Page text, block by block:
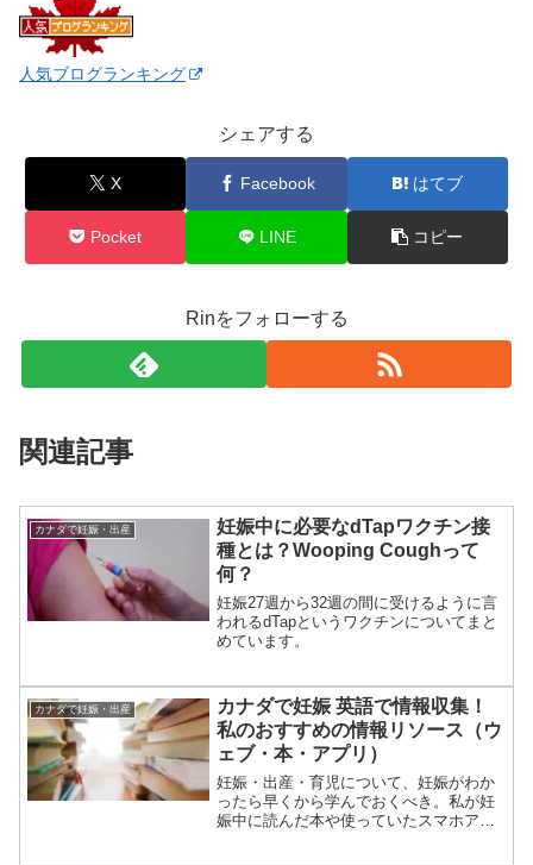
人気ブログランキング
シェアする
X Facebook はてブ
Pocket LINE コピー
Rinをフォローする
関連記事
カナダで妊娠・出産
妊娠中に必要なdTapワクチン接
種とは？Wooping Coughって
何？
妊娠27週から32週の間に受けるように言
われるdTapというワクチンについてまと
めています。
カナダで妊娠・出産
カナダで妊娠 英語で情報収集！
私のおすすめの情報リソース（ウ
ェブ・本・アプリ）
妊娠・出産・育児について、妊娠がわか
ったら早くから学んでおくべき。私が妊
娠中に読んだ本や使っていたスマホアプ